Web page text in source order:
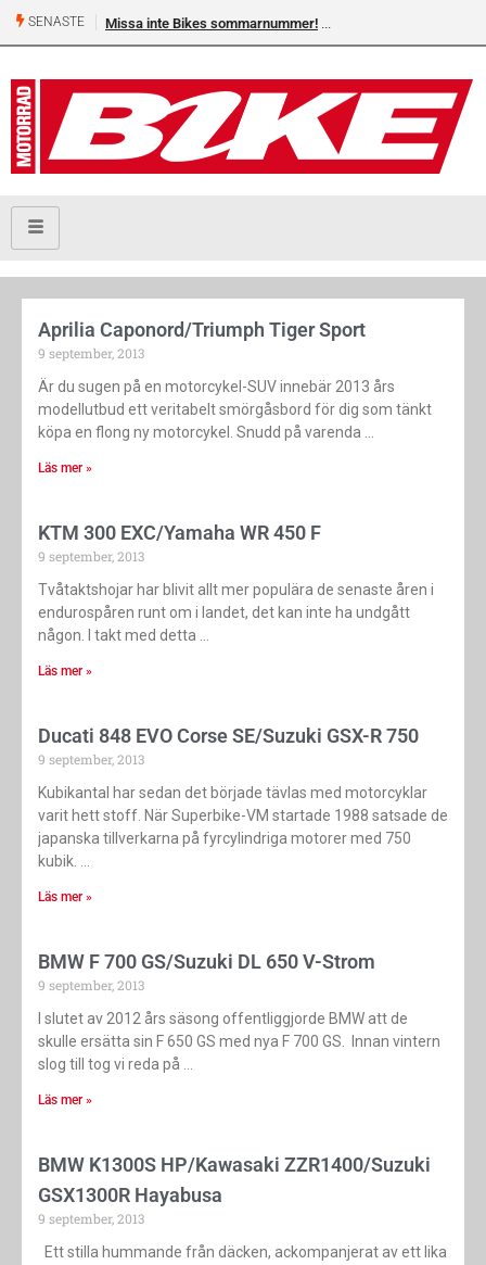
SENASTE Missa inte Bikes sommarnummer!
Aprilia Caponord/Triumph Tiger Sport
9 september, 2013
Är du sugen på en motorcykel-SUV innebär 2013 års
modellutbud ett veritabelt smörgåsbord för dig som tänkt
köpa en flong ny motorcykel. Snudd på varenda
Läs mer »
KTM 300 EXC/Yamaha WR 450 F
9 september, 2013
Tvåtaktshojar har blivit allt mer populära de senaste åren i
endurospåren runt om i landet, det kan inte ha undgått
någon. I takt med detta
Läs mer »
Ducati 848 EVO Corse SE/Suzuki GSX-R 750
9 september, 2013
Kubikantal har sedan det började tävlas med motorcyklar
varit hett stoff. När Superbike-VM startade 1988 ­satsade de
japanska tillverkarna på fyr­cylindriga motorer med 750
kubik.
Läs mer »
BMW F 700 GS/Suzuki DL 650 V-Strom
9 september, 2013
I slutet av 2012 års säsong offentliggjorde BMW att de
skulle ersätta sin F 650 GS med nya F 700 GS. Innan vintern
slog till tog vi reda på
Läs mer »
BMW K1300S HP/Kawasaki ZZR1400/Suzuki
GSX1300R Hayabusa
9 september, 2013
Ett stilla hummande från däcken, ackompanjerat av ett lika